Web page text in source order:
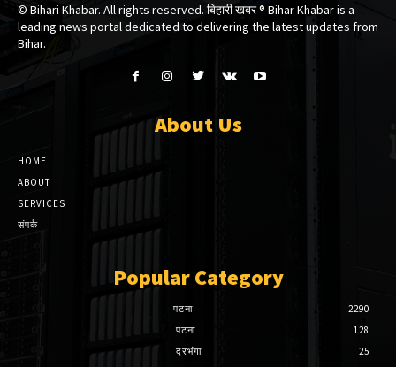
© Bihari Khabar. All rights reserved. बिहारी खबर ®​ Bihar Khabar is a
leading news portal dedicated to delivering the latest updates from
Bihar.
About Us
HOME
ABOUT
SERVICES
संपर्क
Popular Category
पटना
2290
पटना
128
दरभंगा
25